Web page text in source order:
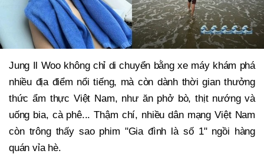
Jung Il Woo không chỉ di chuyển bằng xe máy khám phá
nhiều địa điểm nổi tiếng, mà còn dành thời gian thưởng
thức ẩm thực Việt Nam, như ăn phở bò, thịt nướng và
uống bia, cà phê... Thậm chí, nhiều dân mạng Việt Nam
còn trông thấy sao phim "Gia đình là số 1" ngồi hàng
quán vỉa hè.